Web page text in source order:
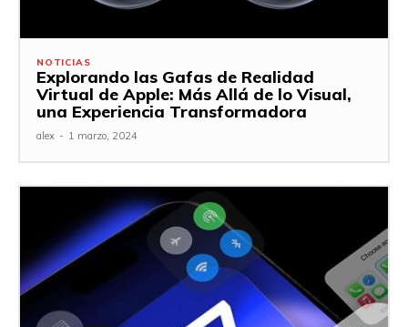
NOTICIAS
Explorando las Gafas de Realidad
Virtual de Apple: Más Allá de lo Visual,
una Experiencia Transformadora
alex - 1 marzo, 2024